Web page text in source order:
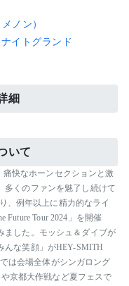
ノン）
イトグランド
細
いて
快なホーンセクションと激
多くのファンを魅了し続けて
、例年以上に精力的なライ
Future Tour 2024」を開催
ました。モッシュ＆ダイブが
んな笑顔」がHEY-SMITH
では会場全体がシンガロング
京都大作戦など夏フェスで